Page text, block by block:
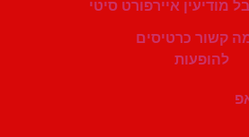
איירפורט סיטי